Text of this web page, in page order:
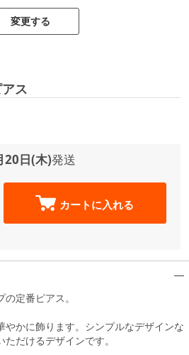
変更する
ス
20日(木)発送
カートに入れる
定番ピアス。
やかに飾ります。シンプルなデザインな
だけるデザインです。